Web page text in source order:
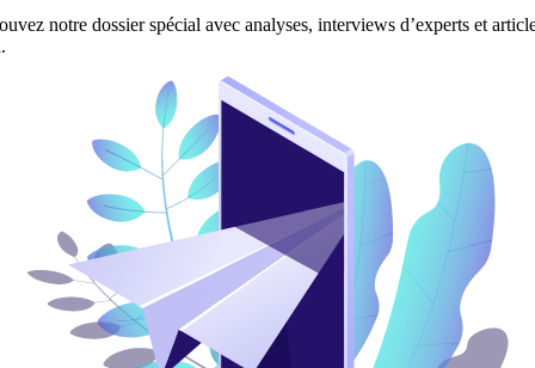
notre dossier spécial avec analyses, interviews d’experts et